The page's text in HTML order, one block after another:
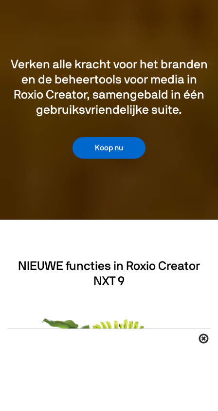
Verken alle kracht voor het branden
en de beheertools voor media in
Roxio Creator, samengebald in één
gebruiksvriendelijke suite.
Koop nu
NIEUWE functies in Roxio Creator
NXT 9